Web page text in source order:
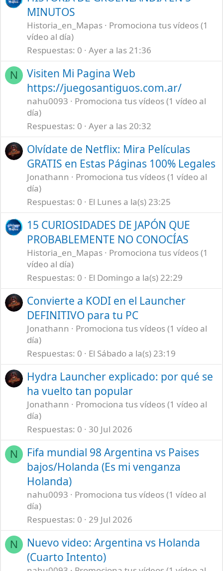
MINUTOS
Historia_en_Mapas
Promociona tus vídeos (1
vídeo al día)
Respuestas 0 Ayer a las 21:36
N
Visiten Mi Pagina Web
https://juegosantiguos.com.ar/
nahu0093
Promociona tus vídeos (1 vídeo al
día)
Respuestas 0 Ayer a las 20:32
Olvídate de Netflix: Mira Películas
GRATIS en Estas Páginas 100% Legales
Jonathann
Promociona tus vídeos (1 vídeo al
día)
Respuestas 0 El Lunes a la(s) 23:25
15 CURIOSIDADES DE JAPÓN QUE
PROBABLEMENTE NO CONOCÍAS
Historia_en_Mapas
Promociona tus vídeos (1
vídeo al día)
Respuestas 0 El Domingo a la(s) 22:29
Convierte a KODI en el Launcher
DEFINITIVO para tu PC
Jonathann
Promociona tus vídeos (1 vídeo al
día)
Respuestas 0 El Sábado a la(s) 23:19
Hydra Launcher explicado: por qué se
ha vuelto tan popular
Jonathann
Promociona tus vídeos (1 vídeo al
día)
Respuestas 0 30 Jul 2026
N
Fifa mundial 98 Argentina vs Paises
bajos/Holanda (Es mi venganza
Holanda)
nahu0093
Promociona tus vídeos (1 vídeo al
día)
Respuestas 0 29 Jul 2026
N
Nuevo video: Argentina vs Holanda
(Cuarto Intento)